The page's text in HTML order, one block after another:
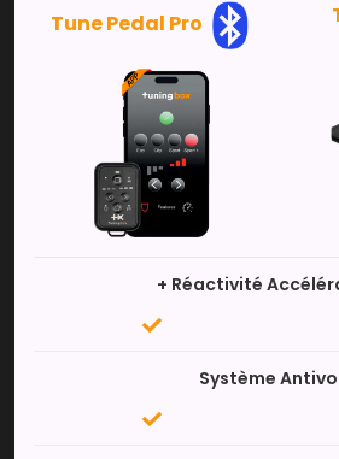
Tune Pedal Pro
+ Réactivité
Système